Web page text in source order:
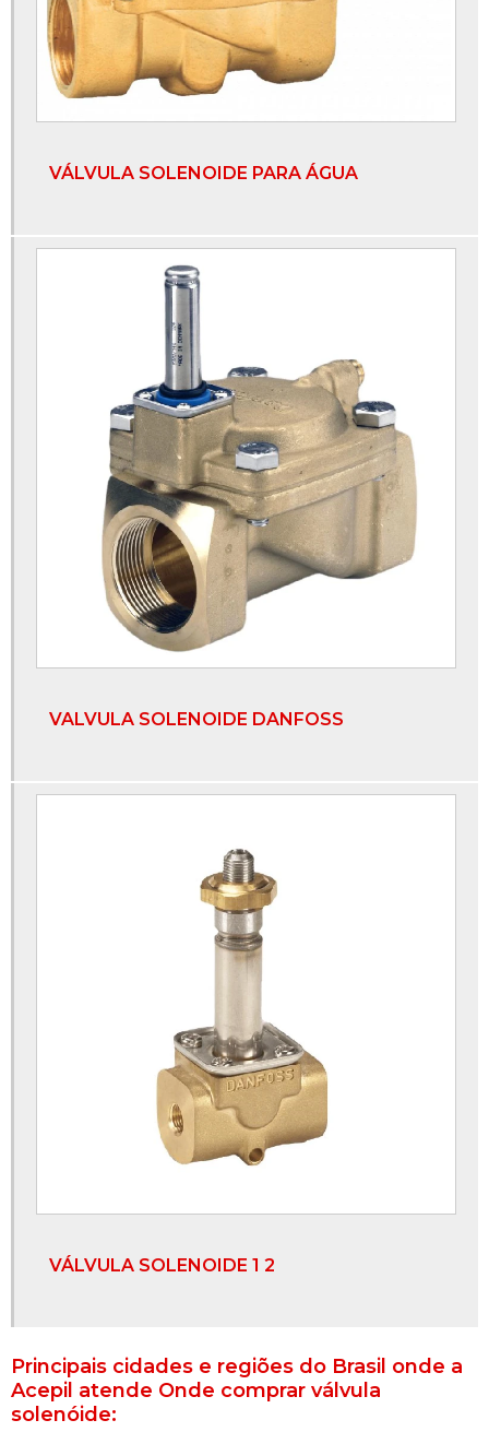
Flange aço inox
Flange aço inox 304
Flange aço inox 316
Flange liso com ranhura
Flanges e conexões
Manômetro inox
Manômetros industriais
Onde comprar válvula solenóide
Tubos e conexões sanitárias
Válvula de retenção tipo disco
Válvula esfera flangeada
Válvula esfera tripartida
Válvula esfera tripartida inox
Válvula globo flangeada
VÁLVULA SOLENOIDE PARA ÁGUA
VALVULA SOLENOIDE DANFOSS
VÁLVULA SOLENOIDE 1 2
Principais cidades e regiões do Brasil onde a
Acepil atende Onde comprar válvula
solenóide: